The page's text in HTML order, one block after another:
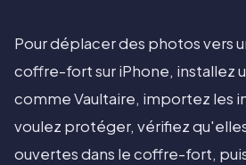
Pour déplacer des photos vers
coffre-fort sur iPhone, installez
comme Vaultaire, importez les
voulez protéger, vérifiez
ouvertes dans le coffre-fort,